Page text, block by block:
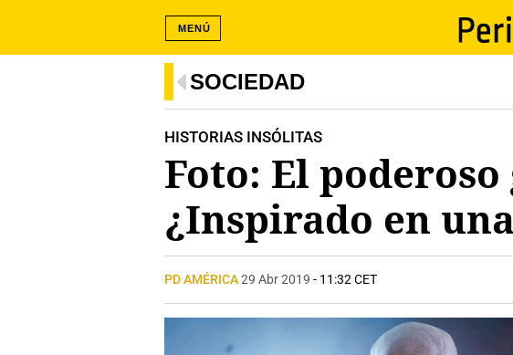
MENÚ
SOCIEDAD
HISTORIAS INSÓLITAS
Foto: El
¿Inspirado en
PD AMÉRICA29 Abr 2019 - 11:32 CET